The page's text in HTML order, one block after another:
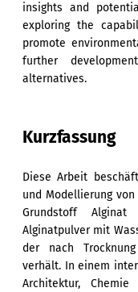
insights and
exploring the
promote
further
alternatives.
Kurzfassung
Diese Arbeit
und Modellierung
Grundstoff
Alginatpulver mit
der nach
verhält. In einem
Architektur,